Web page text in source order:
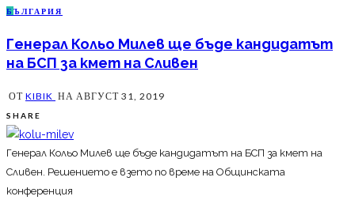
Б ЪЛГАРИЯ
Генерал Кольо Милев ще бъде кандидатът
на БСП за кмет на Сливен
ОТ KIBIK НА АВГУСТ 31, 2019
SHARE
Генерал Кольо Милев ще бъде кандидатът на БСП за кмет на
Сливен. Решението е взето по време на Общинската
конференция